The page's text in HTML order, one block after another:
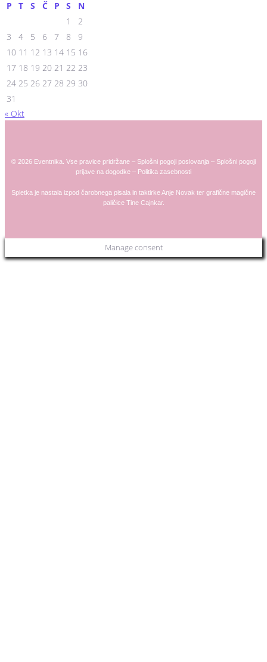
P
T S Č P S
N
1
2
3
4 5 6 7 8
9
10 11 12 13 14 15 16
17 18 19 20 21 22 23
24 25 26 27 28 29 30
31
« Okt
© 2026 Eventnika. Vse pravice pridržane – Splošni pogoji poslovanja – Splošni pogoji
prijave na dogodke – Politika zasebnosti
Spletka je nastala izpod čarobnega pisala in taktirkeAnje Novak ter grafične magične
paličice Tine Cajnkar.
Manage consent